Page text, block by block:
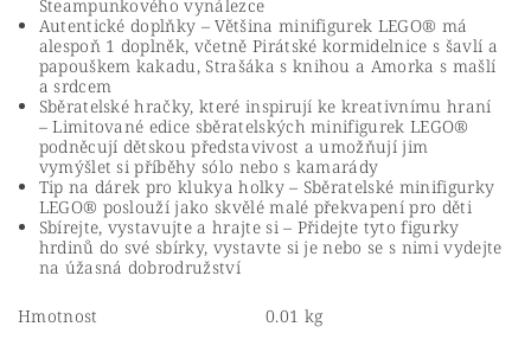
Steampunkového vynálezce
Autentické doplňky – Většina minifigurek LEGO® má
alespoň 1 doplněk, včetně Pirátské kormidelnice s šavlí a
papouškem kakadu, Strašáka s knihou a Amorka s mašlí
a srdcem
Sběratelské hračky, které inspirují ke kreativnímu hraní
– Limitované edice sběratelských minifigurek LEGO®
podněcují dětskou představivost a umožňují jim
vymýšlet si příběhy sólo nebo s kamarády
Tip na dárek pro klukya holky – Sběratelské minifigurky
LEGO® poslouží jako skvělé malé překvapení pro děti
Sbírejte, vystavujte a hrajte si – Přidejte tyto figurky
hrdinů do své sbírky, vystavte si je nebo se s nimi vydejte
na úžasná dobrodružství
Hmotnost 0.01 kg